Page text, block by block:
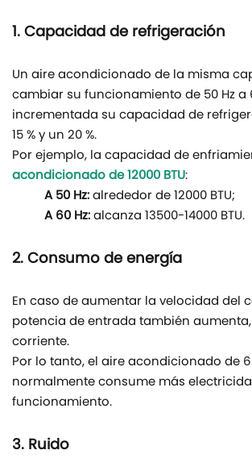
1. Capacidad de refrigeración
Un aire acondicionado de la misma
cambiar su funcionamiento de 50 Hz a
incrementada su capacidad de
15 % y un 20 %.
Por ejemplo, la capacidad de
acondicionado de 12000 BTU:
A 50 Hz:alrededor de 12000 BTU;
A 60 Hz:alcanza 13500-14000 BTU.
2. Consumo de energía
En caso de aumentar la velocidad del
potencia de entrada también
corriente.
Por lo tanto, el aire acondicionado de
normalmente consume más
funcionamiento.
3. Ruido